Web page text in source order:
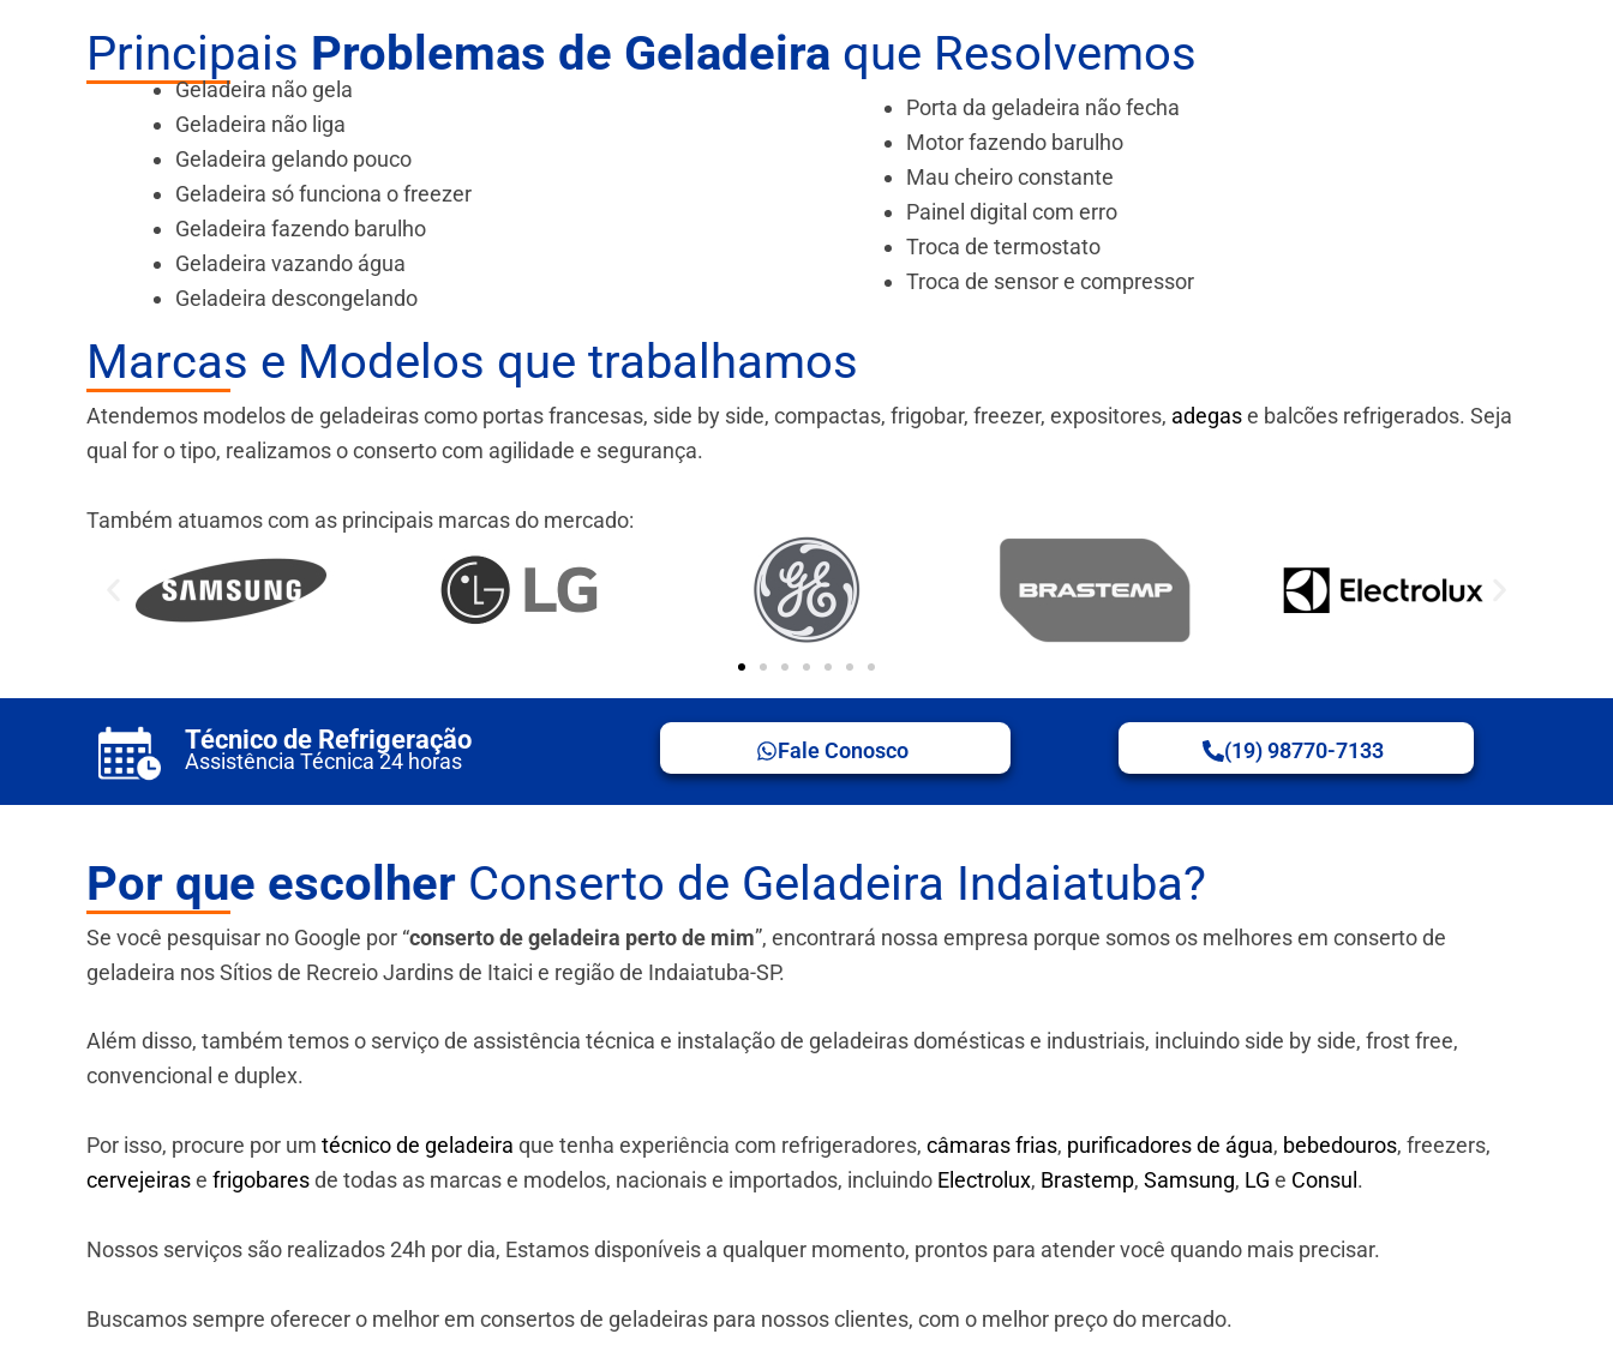
Principais Problemas de Geladeira que Resolvemos
Geladeira não gela
Geladeira não liga
Geladeira gelando pouco
Geladeira só funciona o freezer
Geladeira fazendo barulho
Geladeira vazando água
Geladeira descongelando
Porta da geladeira não fecha
Motor fazendo barulho
Mau cheiro constante
Painel digital com erro
Troca de termostato
Troca de sensor e compressor
Marcas e Modelos que trabalhamos
Atendemos modelos de geladeiras como portas francesas, side by side, compactas, frigobar, freezer, expositores, adegase balcões refrigerados. Seja
qual for o tipo, realizamos o conserto com agilidade e segurança.
Também atuamos com as principais marcas do mercado:
Técnico de Refrigeração
Assistência Técnica 24 horas Fale Conosco (19) 98770-7133
Por que escolher Conserto de Geladeira Indaiatuba?
Se você pesquisar no Google por “conserto de geladeira perto de mim”, encontrará nossa empresa porque somos os melhores em conserto de
geladeira nos Sítios de Recreio Jardins de Itaici e região de Indaiatuba-SP.
Além disso, também temos o serviço de assistência técnica e instalação de geladeiras domésticas e industriais, incluindo side by side, frost free,
convencional e duplex.
Por isso, procure por um técnico de geladeira que tenha experiência com refrigeradores, câmaras frias, purificadores de água, bebedouros, freezers,
cervejeirase frigobaresde todas as marcas e modelos, nacionais e importados, incluindo Electrolux, Brastemp, Samsung, LG e Consul .
Nossos serviços são realizados 24h por dia, Estamos disponíveis a qualquer momento, prontos para atender você quando mais precisar.
Buscamos sempre oferecer o melhor em consertos de geladeiras para nossos clientes, com o melhor preço do mercado.